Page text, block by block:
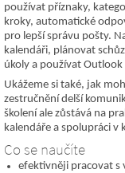
používat příznaky,
kroky, automatické
pro lepší správu pošty.
kalendáři, plánovat
úkoly a používat
Ukážeme si také, jak
zestručnění delší
školení ale zůstává na
kalendáře a spolupráci v
Co se naučíte
efektivněji pracovat s